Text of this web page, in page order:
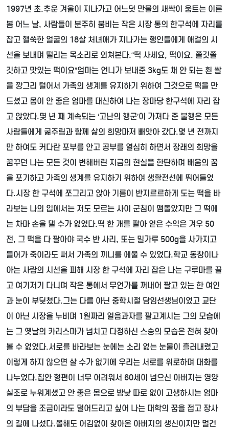
1997년 초.추운 겨울이 지나가고 어느덧 만물의 새싹이 움트는 이른
봄 어느 날, 사람들이 분주히 붐비는 작은 시장 통의 한구석에 자리를
잡고 핼쑥한 얼굴의 18살 처녀애가 지나가는 행인들에게 애걸의 시
선을 보내며 떨리는 목소리로 외쳐본다.“떡 사세요, 떡이요. 쫄깃쫄
깃하고 맛있는 떡이요”엄마는 언니가 보내준 3kg도 채 안 되는 횐 쌀
을 깡그리 털어서 가족의 생계를 유지하기 위하여 그것으로 떡을 만
드셨고 몸이 안 좋은 엄마를 대신하여 나는 장마당 한구석에 자리 잡
고 앉았다.몇 년 째 계속되는 ‘고난의 행군’이 가져다 준 불행은 모든
사람들에게 굶주림과 함께 삶의 희망마저 빼앗아 갔다.몇 년 전까지
만 하여도 커다란 포부를 안고 공부를 열심히 하면서 장래의 희망을
꿈꾸던 나는 모든 것이 변해버린 지금의 현실을 한탄하며 배움의 꿈
을 포기하고 가족의 생계를 유지하기 위하여 생활전선에 뛰어들었
다.시장 한 구석에 쪼그리고 앉아 기름이 반지르르하게 도는 떡을 바
라보는 나의 입에서는 저도 모르는 사이 군침이 맴돌았지만 그 떡에
는 차마 손을 댈 수가 없었다.떡 한 개를 팔아 얻은 수익은 겨우 50
전, 그 떡을 다 팔아야 국수 반 사리, 또는 밀가루 500g을 사가지고
들어가 죽이라도 써서 가족의 끼니를 에울 수 있었다.학교 동창이나
아는 사람의 시선을 피해 시장 한 구석에 자리 잡은 나는 구루마를 끌
고 여기저기 다니며 작은 통에서 무언가를 꺼내어 팔고 있는 한 여인
과 눈이 부딪쳤다.그는 다름 아닌 중학시절 담임선생님이었고 교단
이 아닌 시장을 누비며 1원짜리 얼음과자를 팔고계시는 그의 모습에
는 그 옛날의 카리스마가 넘치고 다정하신 스승의 모습은 전혀 찾아
볼 수 없었다.서로를 바라보는 눈에는 소리 없는 눈물이 흘러내렸고
이렇게 하지 않으면 살 수가 없기에 우리는 서로를 위로하며 대화를
나누었다.집안 형편이 너무 어려워서 60세이 넘으신 아버지는 영양
실조로 누워계셨고 안 좋은 몸으로 밤낮 따로 없이 고생하시는 엄마
의 부담을 조금이라도 덜어드리고 싶어 나는 대학의 꿈을 접고 장사
의 길에 나섰다.올해도 어김없이 찾아온 아버지의 생신이지만 멀건